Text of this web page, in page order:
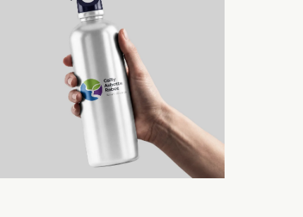
Identité graphique d’un
syndicat de bassin versant
Logo / Image de marque
Image de marque